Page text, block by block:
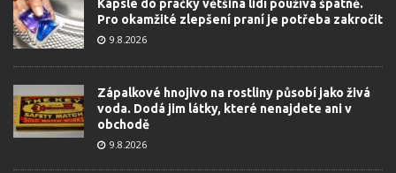
Kapsle do pračky většina lidí používá špatně.
Pro okamžité zlepšení praní je potřeba zakročit
9.8.2026
Zápalkové hnojivo na rostliny působí jako živá
voda. Dodá jim látky, které nenajdete ani v
obchodě
9.8.2026